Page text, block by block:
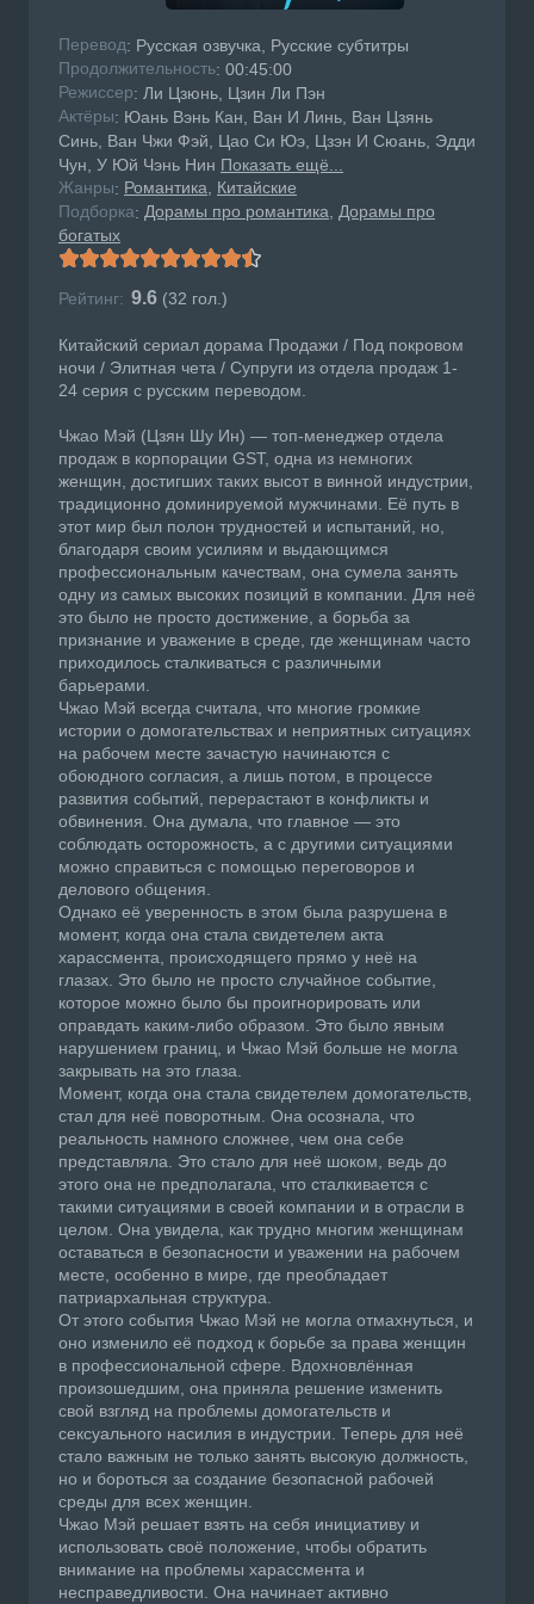
Перевод: Русская озвучка, Русские субтитры
Продолжительность: 00:45:00
Режисcер: Ли Цзюнь, Цзин Ли Пэн
Актёры: Юань Вэнь Кан, Ван И Линь, Ван Цзянь
Синь, Ван Чжи Фэй, Цао Си Юэ, Цзэн И Сюань, Эдди
Чун, У Юй Чэнь Нин Показать ещё...
Жанры: Романтика Китайские
Подборка: Дорамы про романтика Дорамы про
богатых
Рейтинг: 9.6 (32 гол.)
Китайский сериал дорама Продажи / Под покровом
ночи / Элитная чета / Супруги из отдела продаж 1-
24 серия с русским переводом.
Чжао Мэй (Цзян Шу Ин) — топ-менеджер отдела
продаж в корпорации GST, одна из немногих
женщин, достигших таких высот в винной индустрии,
традиционно доминируемой мужчинами. Её путь в
этот мир был полон трудностей и испытаний, но,
благодаря своим усилиям и выдающимся
профессиональным качествам, она сумела занять
одну из самых высоких позиций в компании. Для неё
это было не просто достижение, а борьба за
признание и уважение в среде, где женщинам часто
приходилось сталкиваться с различными
барьерами.
Чжао Мэй всегда считала, что многие громкие
истории о домогательствах и неприятных ситуациях
на рабочем месте зачастую начинаются с
обоюдного согласия, а лишь потом, в процессе
развития событий, перерастают в конфликты и
обвинения. Она думала, что главное — это
соблюдать осторожность, а с другими ситуациями
можно справиться с помощью переговоров и
делового общения.
Однако её уверенность в этом была разрушена в
момент, когда она стала свидетелем акта
харассмента, происходящего прямо у неё на
глазах. Это было не просто случайное событие,
которое можно было бы проигнорировать или
оправдать каким-либо образом. Это было явным
нарушением границ, и Чжао Мэй больше не могла
закрывать на это глаза.
Момент, когда она стала свидетелем домогательств,
стал для неё поворотным. Она осознала, что
реальность намного сложнее, чем она себе
представляла. Это стало для неё шоком, ведь до
этого она не предполагала, что сталкивается с
такими ситуациями в своей компании и в отрасли в
целом. Она увидела, как трудно многим женщинам
оставаться в безопасности и уважении на рабочем
месте, особенно в мире, где преобладает
патриархальная структура.
От этого события Чжао Мэй не могла отмахнуться, и
оно изменило её подход к борьбе за права женщин
в профессиональной сфере. Вдохновлённая
произошедшим, она приняла решение изменить
свой взгляд на проблемы домогательств и
сексуального насилия в индустрии. Теперь для неё
стало важным не только занять высокую должность,
но и бороться за создание безопасной рабочей
среды для всех женщин.
Чжао Мэй решает взять на себя инициативу и
использовать своё положение, чтобы обратить
внимание на проблемы харассмента и
несправедливости. Она начинает активно